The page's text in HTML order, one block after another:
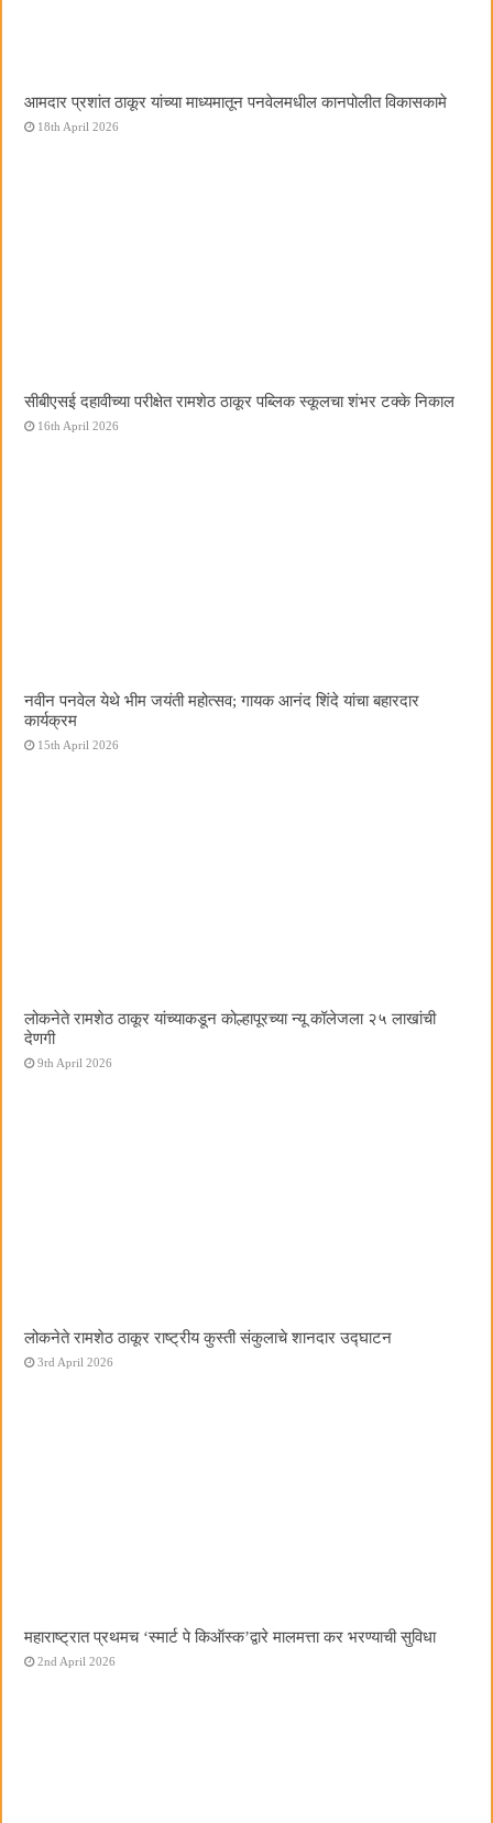
आमदार प्रशांत ठाकूर यांच्या माध्यमातून पनवेलमधील कानपोलीत विकासकामे
18th April 2026
सीबीएसई दहावीच्या परीक्षेत रामशेठ ठाकूर पब्लिक स्कूलचा शंभर टक्के निकाल
16th April 2026
नवीन पनवेल येथे भीम जयंती महोत्सव; गायक आनंद शिंदे यांचा बहारदार
कार्यक्रम
15th April 2026
लोकनेते रामशेठ ठाकूर यांच्याकडून कोल्हापूरच्या न्यू कॉलेजला २५ लाखांची
देणगी
9th April 2026
लोकनेते रामशेठ ठाकूर राष्ट्रीय कुस्ती संकुलाचे शानदार उद्घाटन
3rd April 2026
महाराष्ट्रात प्रथमच ‌‘स्मार्ट पे किऑस्क‌’द्वारे मालमत्ता कर भरण्याची सुविधा
2nd April 2026